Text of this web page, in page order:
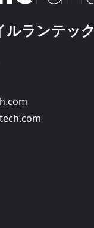
ルランテック